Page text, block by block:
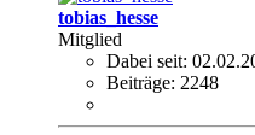
tobias_hesse
Mitglied
Dabei seit:
Beiträge: 2248